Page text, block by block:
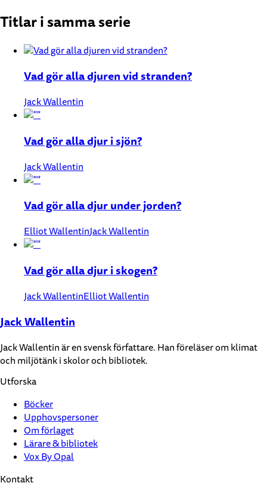
Titlar i samma serie
Vad gör alla djuren vid stranden?
Jack Wallentin
Vad gör alla djur i sjön?
Jack Wallentin
Vad gör alla djur under jorden?
Elliot WallentinJack Wallentin
Vad gör alla djur i skogen?
Jack WallentinElliot Wallentin
Jack Wallentin
Jack Wallentin är en svensk författare. Han föreläser om klimat
och miljötänk i skolor och bibliotek.
Utforska
Böcker
Upphovspersoner
Om förlaget
Lärare & bibliotek
Vox By Opal
Kontakt